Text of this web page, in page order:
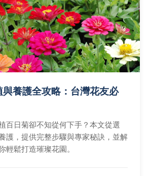
養護全攻略：台灣花友必
百日菊卻不知從何下手？本文從選
護，提供完整步驟與專家秘訣，並解
輕鬆打造璀璨花園。